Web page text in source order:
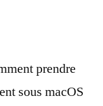
prendre
sous macOS